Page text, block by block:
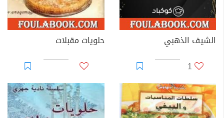
الشيف الذهبي
1
حلويات مقبلات